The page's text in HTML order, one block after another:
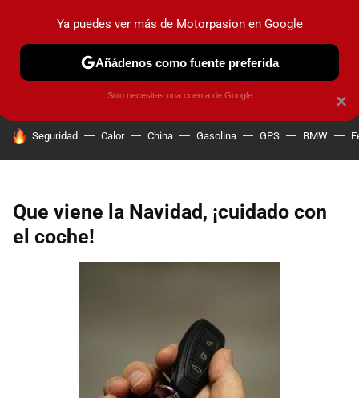
PRUEBAS COCHES ELÉCTRICOS OBSERVATORIO
HOY SE HABLA DE
Seguridad Calor China Gasolina GPS BMW
Que viene la Navidad, ¡cuidado con
el coche!
×
Ya puedes ver más de Motorpasion en Google
Añádenos como fuente preferida
Solo necesitas una cuenta de Google